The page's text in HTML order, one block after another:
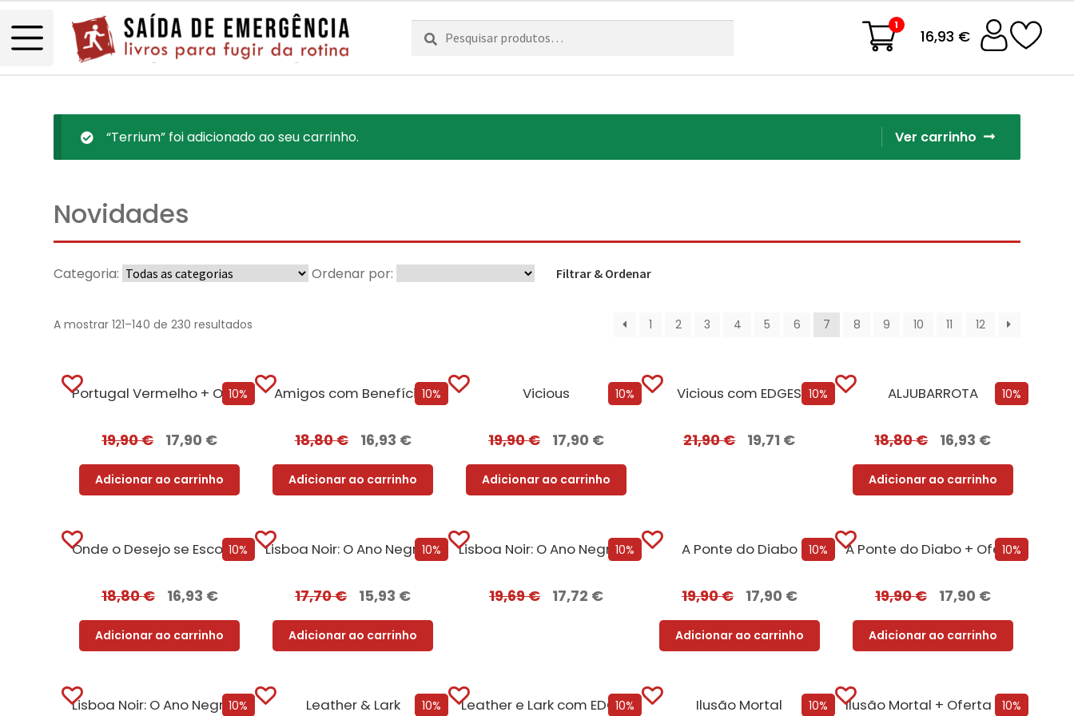
Pesquisar
por:
Pesquisa 1
16,93 €
Ver carrinho
“Terrium” foi adicionado ao seu carrinho.
Novidades
Categoria: Ordenar por: Filtrar & Ordenar
A mostrar 121–140 de 230 resultados 1 2 3 4 5 6 7 8 9 10 11 12
10%
Portugal Vermelho + Oferta Leonor de Aquitânia
19,90€ 17,90 €
Adicionar ao carrinho
10%
Amigos com Benefícios
18,80€ 16,93 €
Adicionar ao carrinho
10%
Vicious
19,90€ 17,90 €
Adicionar ao carrinho
10%
Vicious com EDGES
21,90€ 19,71 €
10%
ALJUBARROTA
18,80€ 16,93 €
Adicionar ao carrinho
10%
Onde o Desejo se Esconde [Nova Edição]
18,80€ 16,93 €
Adicionar ao carrinho
10%
Lisboa Noir: O Ano Negro de 1929
17,70€ 15,93 €
Adicionar ao carrinho
10%
Lisboa Noir: O Ano Negro de 1929 com EDGES
19,69€ 17,72 €
10%
A Ponte do Diabo
19,90€ 17,90 €
Adicionar ao carrinho
10%
A Ponte do Diabo + Oferta Recordação Mortal
19,90€ 17,90 €
Adicionar ao carrinho
10%
Lisboa Noir: O Ano Negro de 1929 [Edição Autografada] 10%
Leather & Lark 10%
Leather e Lark com EDGES 10%
Ilusão Mortal 10%
Ilusão Mortal + Oferta Tentação